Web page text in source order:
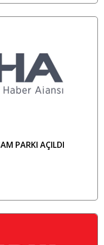
PARKI AÇILDI